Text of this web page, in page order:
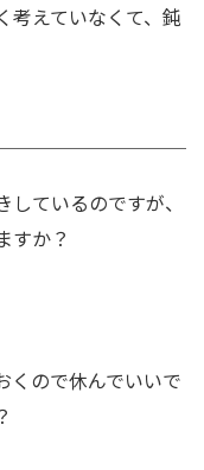
えていなくて、鈍
ているのですが、
すか？
ので休んでいいで